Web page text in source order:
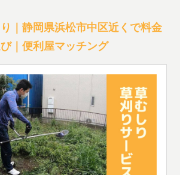
｜静岡県浜松市中区近くで料金
｜便利屋マッチング